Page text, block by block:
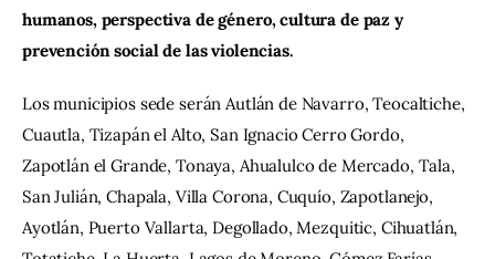
humanos, perspectiva de género, cultura de paz y
prevención social de las violencias.
Los municipios sede serán Autlán de Navarro, Teocaltiche,
Cuautla, Tizapán el Alto, San Ignacio Cerro Gordo,
Zapotlán el Grande, Tonaya, Ahualulco de Mercado, Tala,
San Julián, Chapala, Villa Corona, Cuquío, Zapotlanejo,
Ayotlán, Puerto Vallarta, Degollado, Mezquitic, Cihuatlán,